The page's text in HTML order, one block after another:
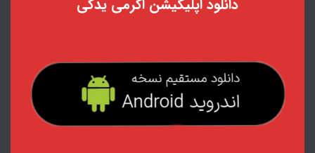
دانلود اپلیکیشن اکرمی یدکی